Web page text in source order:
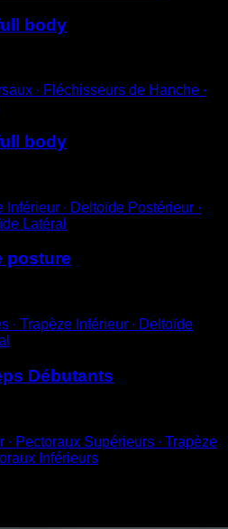
body
∙ Fléchisseurs de Hanche ∙
body
Inférieur ∙ Deltoïde Postérieur ∙
Latéral
posture
∙ Trapèze Inférieur ∙ Deltoïde
Débutants
∙ Pectoraux Supérieurs ∙ Trapèze
Inférieurs